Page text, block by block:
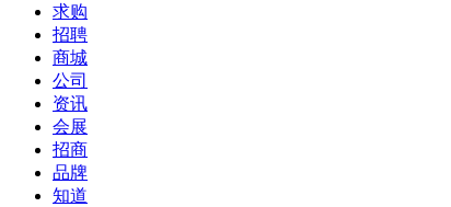
求购
招聘
商城
公司
资讯
会展
招商
品牌
知道